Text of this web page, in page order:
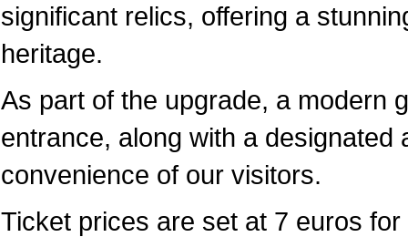
significant relics, offering a
heritage.
As part of the upgrade, a modern
entrance, along with a
convenience of our visitors.
Ticket prices are set at 7 euros